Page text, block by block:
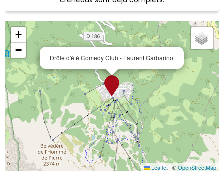
Drôle d'été Comedy Club - Laurent Garbarino
+
−
Leaflet | ©OpenStreetMap